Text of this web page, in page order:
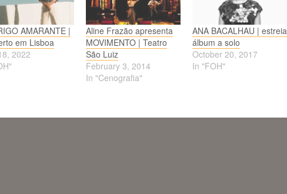
AMARANTE |
em Lisboa
2022
Aline Frazão apresenta
MOVIMENTO | Teatro
São Luiz
February 3, 2014
In "Cenografia"
ANA BACALHAU | estreia
álbum a solo
October 20, 2017
In "FOH"